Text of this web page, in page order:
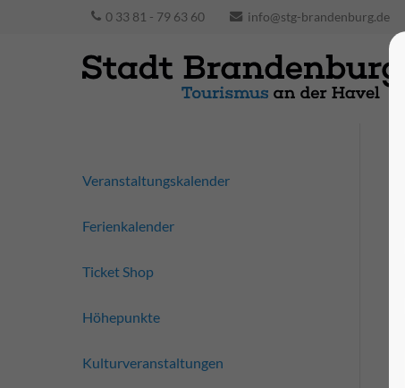
0 33 81 - 79 63 60 info@stg-brandenburg.de
Veranstaltungskalender
Ferienkalender
Ticket Shop
Höhepunkte
Kulturveranstaltungen